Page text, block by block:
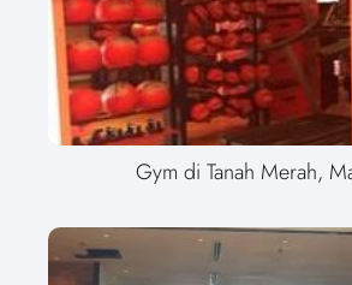
Gym di Tanah Merah,